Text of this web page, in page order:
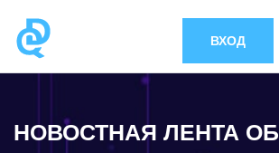
ВХОД
НОВОСТНАЯ ЛЕНТА ОБ